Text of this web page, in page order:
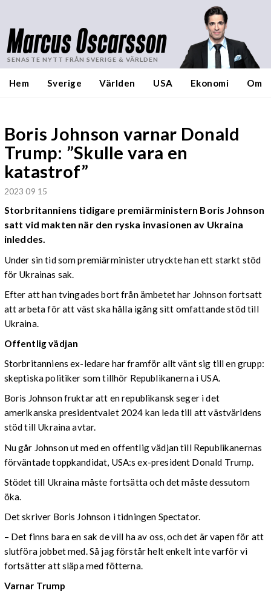
Marcus Oscarsson
SENASTE NYTT FRÅN SVERIGE & VÄRLDEN
Hem Sverige Världen USA Ekonomi Om
Boris Johnson varnar Donald
Trump: ”Skulle vara en
katastrof”
2023 09 15
Storbritanniens tidigare premiärministern Boris Johnson
satt vid makten när den ryska invasionen av Ukraina
inleddes.
Under sin tid som premiärminister utryckte han ett starkt stöd
för Ukrainas sak.
Efter att han tvingades bort från ämbetet har Johnson fortsatt
att arbeta för att väst ska hålla igång sitt omfattande stöd till
Ukraina.
Offentlig vädjan
Storbritanniens ex-ledare har framför allt vänt sig till en grupp:
skeptiska politiker som tillhör Republikanerna i USA.
Boris Johnson fruktar att en republikansk seger i det
amerikanska presidentvalet 2024 kan leda till att västvärldens
stöd till Ukraina avtar.
Nu går Johnson ut med en offentlig vädjan till Republikanernas
förväntade toppkandidat, USA:s ex-president Donald Trump.
Stödet till Ukraina måste fortsätta och det måste dessutom
öka.
Det skriver Boris Johnson i tidningen Spectator.
– Det finns bara en sak de vill ha av oss, och det är vapen för att
slutföra jobbet med. Så jag förstår helt enkelt inte varför vi
fortsätter att släpa med fötterna.
Varnar Trump